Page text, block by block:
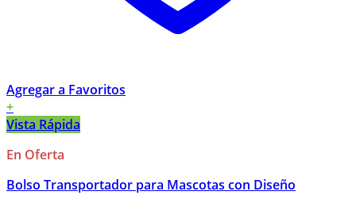
Agregar a Favoritos
+
Vista Rápida
En Oferta
Bolso Transportador para Mascotas con Diseño